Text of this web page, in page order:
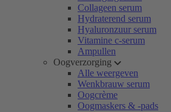
Collageen serum
Hydraterend serum
Hyaluronzuur serum
Vitamine c-serum
Ampullen
Oogverzorging
Alle weergeven
Wenkbrauw serum
Oogcrème
Oogmaskers & -pads